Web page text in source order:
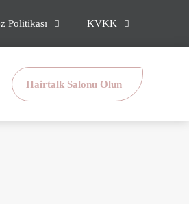
Politikası KVKK
Hairtalk Salonu Olun